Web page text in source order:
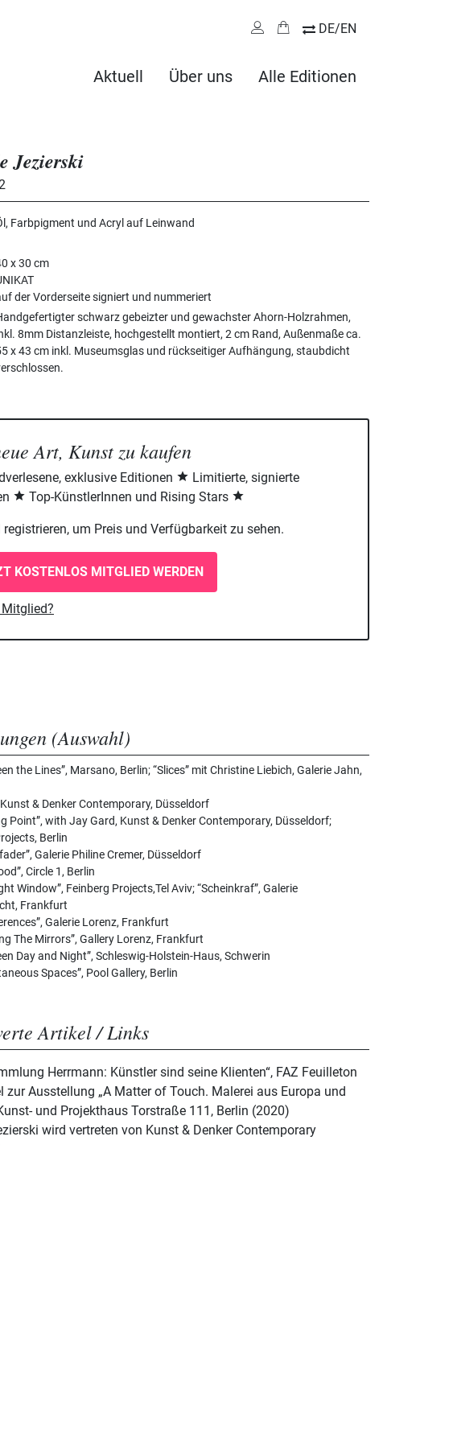
DE/EN
Aktuell Über uns Alle Editionen
Jezierski
Farbpigment und Acryl auf Leinwand
x 30 cm
der Vorderseite signiert und nummeriert
schwarz gebeizter und gewachster Ahorn-Holzrahmen,
8mm Distanzleiste, hochgestellt montiert, 2 cm Rand, Außenmaße ca.
x 43 cm inkl. Museumsglas und rückseitiger Aufhängung, staubdicht
Art, Kunst zu kaufen
exklusive Editionen
Limitierte, signierte
Top-KünstlerInnen und Rising Stars
registrieren, um Preis und Verfügbarkeit zu sehen.
KOSTENLOS MITGLIED WERDEN
(Auswahl)
the Lines”, Marsano, Berlin; “Slices” mit Christine Liebich, Galerie Jahn,
Kunst & Denker Contemporary, Düsseldorf
Point”, with Jay Gard, Kunst & Denker Contemporary, Düsseldorf;
Berlin
Galerie Philine Cremer, Düsseldorf
Circle 1, Berlin
Window”, Feinberg Projects,Tel Aviv; “Scheinkraf”, Galerie
Frankfurt
Galerie Lorenz, Frankfurt
The Mirrors”, Gallery Lorenz, Frankfurt
Day and Night”, Schleswig-Holstein-Haus, Schwerin
Spaces”, Pool Gallery, Berlin
Artikel / Links
Herrmann: Künstler sind seine Klienten“, FAZ Feuilleton
zur Ausstellung „A Matter of Touch. Malerei aus Europa und
und Projekthaus Torstraße 111, Berlin (2020)
wird vertreten von Kunst & Denker Contemporary